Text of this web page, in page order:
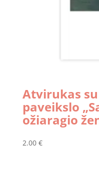
Atvirukas
paveikslo
ožiaragio
2.00 €